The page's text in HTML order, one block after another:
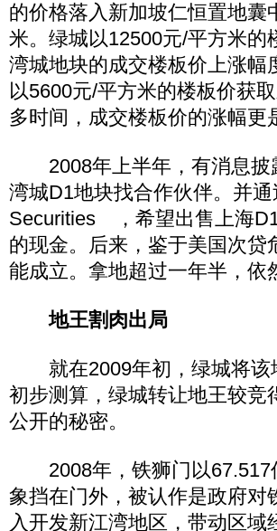
的价格落入新加坡仁恒置地
米。绿城以12500元/平方米
湾城地块的成交楼板价上涨幅
以5600元/平方米的楼板价获
多时间，成交楼板价的涨幅更
2008年上半年，有消息披
湾城D1地块找合作伙伴。并
Securities ，希望出售上海
的现金。后来，鉴于美国次
能成立。拿地超过一年半，依
地王割肉出局
就在2009年初，绿城将该
初步测算，绿城转让地王较竞
公开的秘密。
2008年，铁狮门以67.517
象挡在门外，被认作是政府
入开发新江湾地区，带动区域